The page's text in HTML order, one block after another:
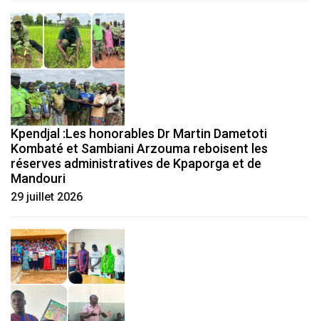
Kpendjal :Les honorables Dr Martin Dametoti
Kombaté et Sambiani Arzouma reboisent les
réserves administratives de Kpaporga et de
Mandouri
29 juillet 2026